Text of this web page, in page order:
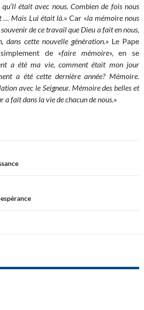
était avec nous. Combien de fois nous
… Mais Lui était là.» Car «la mémoire nous
de ce travail que Dieu a fait en nous,
dans cette nouvelle génération.» Le Pape
de «faire mémoire»,en se
a été ma vie, comment était mon jour
a été cette dernière année? Mémoire.
avec le Seigneur. Mémoire des belles et
a fait dans la vie de chacun de nous.»